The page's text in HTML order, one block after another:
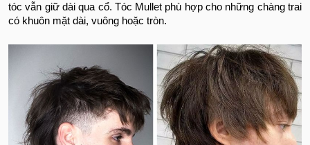
tóc vẫn giữ dài qua cổ. Tóc Mullet phù hợp cho những chàng trai
có khuôn mặt dài, vuông hoặc tròn.